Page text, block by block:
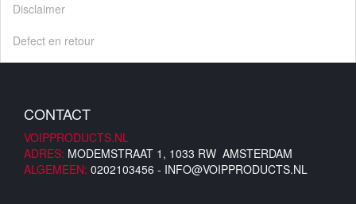
Disclaimer
Defect en retour
CONTACT
VOIPPRODUCTS.NL
ADRES: MODEMSTRAAT 1, 1033 RW AMSTERDAM
ALGEMEEN: 0202103456 - INFO@VOIPPRODUCTS.NL